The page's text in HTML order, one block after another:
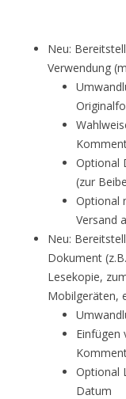
Neu:
Verwendung
Optional
(zur
Optional
Versand
Neu:
Dokument
Lesekopie,
Mobilgeräten,
Einfügen
Optional
Datum